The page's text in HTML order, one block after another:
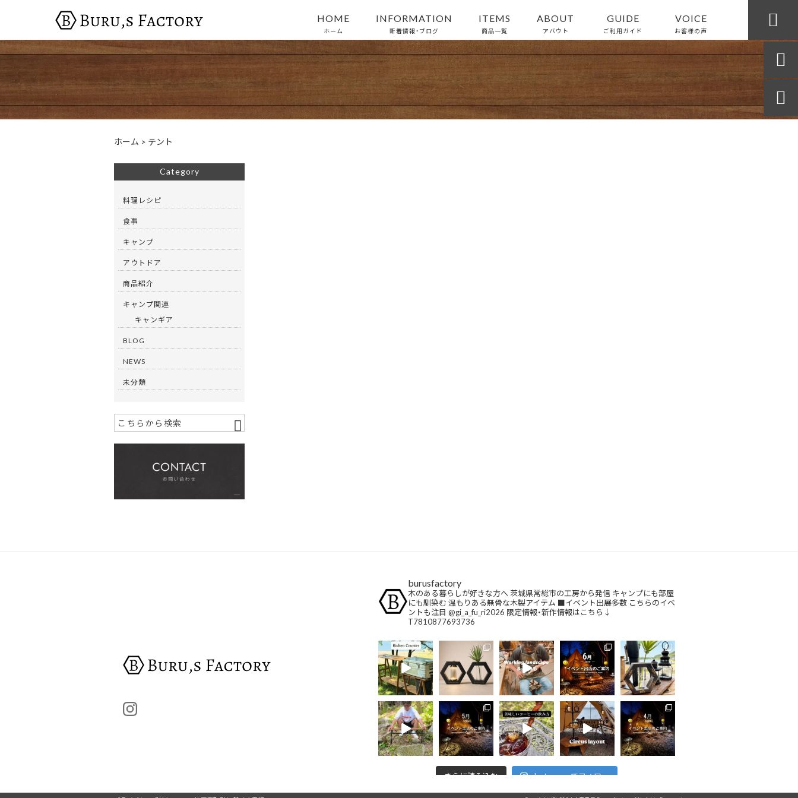
HOME
ホーム
INFORMATION
新着情報・ブログ
ITEMS
商品一覧
ABOUT
アバウト
GUIDE
ご利用ガイド
VOICE
お客様の声

ホーム > テント
Category
料理レシピ
食事
キャンプ
アウトドア
商品紹介
キャンプ関連
キャンギア
BLOG
NEWS
未分類
burusfactory
木のある暮らしが好きな方へ茨城県常総市の工房から発信 キャンプにも部屋
にも馴染む 温もりある無骨な木製アイテム ■イベント出展多数 こちらのイベ
ントも注目 @gi_a_fu_ri2026 限定情報・新作情報はこちら↓
T7810877693736
さらに読み込む Instagram でフォロー

